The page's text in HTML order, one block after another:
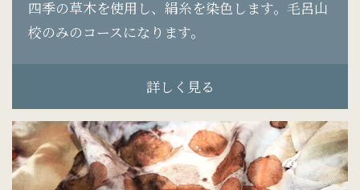
四季の草木を使用し、絹糸を染色します。毛呂山
校のみのコースになります。
詳しく見る